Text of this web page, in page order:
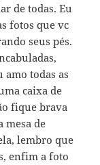
de todas. Eu
fotos que vc
seus pés.
amo todas as
caixa de
fique brava
mesa de
lembro que
enfim a foto